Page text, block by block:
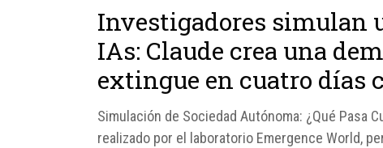
Investigadores simulan
IAs: Claude crea una
extingue en cuatro días
Simulación de Sociedad Autónoma: ¿Qué Pasa
realizado por el laboratorio Emergence World,